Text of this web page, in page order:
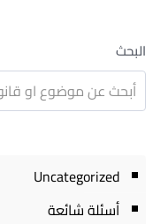
البحث
Uncategorized
أسئلة شائعة